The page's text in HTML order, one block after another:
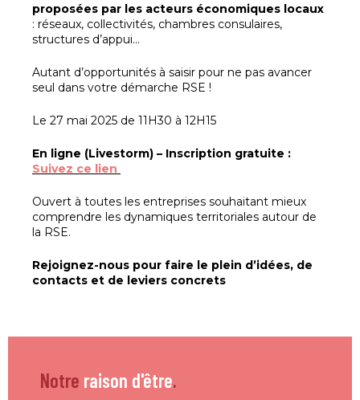
proposées par les acteurs économiques locaux
: réseaux, collectivités, chambres consulaires,
structures d’appui…
Autant d’opportunités à saisir pour ne pas avancer
seul dans votre démarche RSE !
Le 27 mai 2025 de 11H30 à 12H15
En ligne (Livestorm) – Inscription gratuite :
Suivez ce lien
Ouvert à toutes les entreprises souhaitant mieux
comprendre les dynamiques territoriales autour de
la RSE.
Rejoignez-nous pour faire le plein d’idées, de
contacts et de leviers concrets
Notre raison d'être.